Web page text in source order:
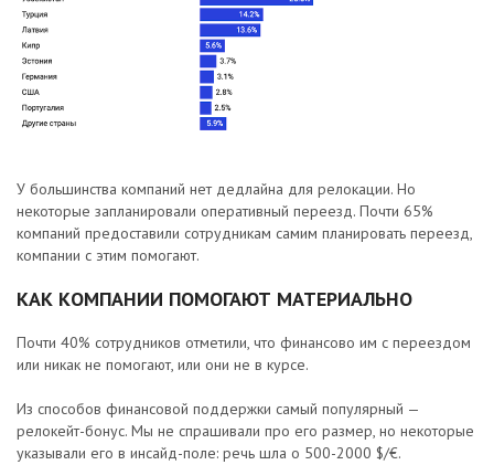
У большинства компаний нет дедлайна для релокации. Но
некоторые запланировали оперативный переезд. Почти 65%
компаний предоставили сотрудникам самим планировать переезд,
компании с этим помогают.
КАК КОМПАНИИ ПОМОГАЮТ МАТЕРИАЛЬНО
Почти 40% сотрудников отметили, что финансово им с переездом
или никак не помогают, или они не в курсе.
Из способов финансовой поддержки самый популярный —
релокейт-бонус. Мы не спрашивали про его размер, но некоторые
указывали его в инсайд-поле: речь шла о 500-2000 $/€.